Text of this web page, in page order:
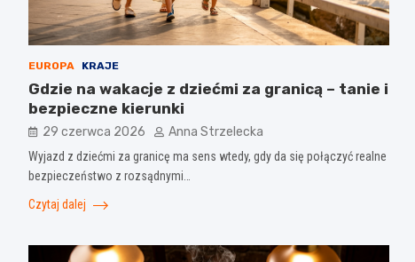
EUROPA KRAJE
Gdzie na wakacje z dziećmi za granicą – tanie i
bezpieczne kierunki
29 czerwca 2026 Anna Strzelecka
Wyjazd z dziećmi za granicę ma sens wtedy, gdy da się połączyć realne
bezpieczeństwo z rozsądnymi…
Czytaj dalej